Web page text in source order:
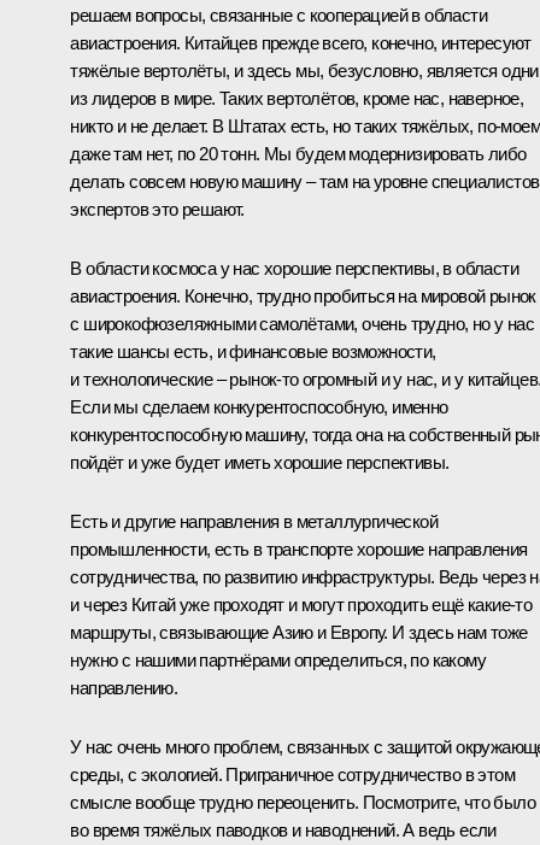
решаем вопросы, связанные с кооперацией в области
авиастроения. Китайцев прежде всего, конечно, интересуют
тяжёлые вертолёты, и здесь мы, безусловно, является
из лидеров в мире. Таких вертолётов, кроме нас, наверное,
никто и не делает. В Штатах есть, но таких тяжёлых,
даже там нет, по 20 тонн. Мы будем модернизировать либо
делать совсем новую машину – там на уровне
экспертов это решают.
В области космоса у нас хорошие перспективы, в области
авиастроения. Конечно, трудно пробиться на мировой рынок
с широкофюзеляжными самолётами, очень трудно, но у нас
такие шансы есть, и финансовые возможности,
и технологические – рынок‑то огромный и у нас, и у
Если мы сделаем конкурентоспособную, именно
конкурентоспособную машину, тогда она на собственный
пойдёт и уже будет иметь хорошие перспективы.
Есть и другие направления в металлургической
промышленности, есть в транспорте хорошие направления
сотрудничества, по развитию инфраструктуры. Ведь через
и через Китай уже проходят и могут проходить ещё какие‑то
маршруты, связывающие Азию и Европу. И здесь нам тоже
нужно с нашими партнёрами определиться, по какому
направлению.
У нас очень много проблем, связанных с защитой
среды, с экологией. Приграничное сотрудничество в этом
смысле вообще трудно переоценить. Посмотрите, что было
во время тяжёлых паводков и наводнений. А ведь если